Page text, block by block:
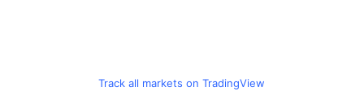
Track all markets on TradingView